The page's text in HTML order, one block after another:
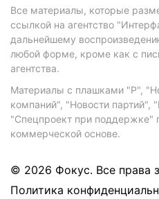
Все материалы, которые
ссылкой на агентство
дальнейшему
любой форме, кроме как с
агентства.
Материалы с плашками "Р",
компаний", "Новости партий",
"Спецпроект при поддержке"
коммерческой основе.
© 2026 Фокус. Все права
Политика